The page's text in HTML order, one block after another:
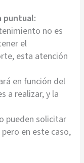
puntual:
no es
el
esta atención
en función del
a realizar, y la
pueden solicitar
en este caso,